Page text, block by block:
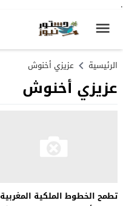
.
الرئيسية عزيزي أخنوش
عزيزي أخنوش
تطمح الخطوط الملكية المغربية